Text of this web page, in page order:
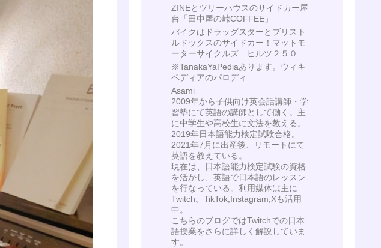
ZINEとツリーハウスのサイドカー屋
台「田中屋の峠COFFEE」
バイクはドラッグスターとブリスト
ルドックスのサイドカー！マットモ
ーターサイクルズ ヒルツ２５０
※TanakaYaPediaあります。ウィキ
ペディアのパロディ
Asami
2009年から子供向け英会話講師・学
習塾にて英語の講師として働く。主
に中学生や高校生に文法を教える。
2019年日本語能力検定試験合格。
2021年7月に出産後、リモートにて
英語を教えている。
現在は、日本語能力検定試験の資格
を活かし、英語で日本語のレッスン
を行なっている。利用媒体は主に
Twitch。TikTok,Instagram,Xも活用
中。
こちらのブログではTwitchでの日本
語授業をさらに詳しく解説していま
す。